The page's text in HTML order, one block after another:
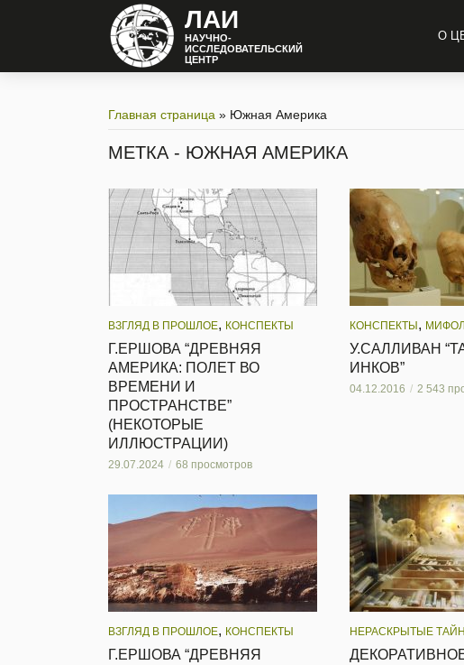
ЛАИ
НАУЧНО-
ИССЛЕДОВАТЕЛЬСКИЙ
ЦЕНТР
О
Главная страница » Южная Америка
МЕТКА - ЮЖНАЯ АМЕРИКА
ВЗГЛЯД В ПРОШЛОЕ, КОНСПЕКТЫ
Г.ЕРШОВА “ДРЕВНЯЯ
АМЕРИКА: ПОЛЕТ ВО
ВРЕМЕНИ И
ПРОСТРАНСТВЕ”
(НЕКОТОРЫЕ
ИЛЛЮСТРАЦИИ)
29.07.2024 68 просмотров
КОНСПЕКТЫ ,
У.САЛЛИВАН
ИНКОВ”
04.12.2016 2 543
ВЗГЛЯД В ПРОШЛОЕ, КОНСПЕКТЫ
Г.ЕРШОВА “ДРЕВНЯЯ
НЕРАСКРЫТЫЕ